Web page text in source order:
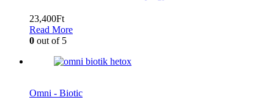
23,400Ft
Read More
0 out of 5
Omni - Biotic